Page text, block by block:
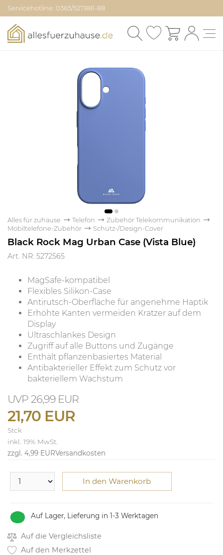
Servicehotline: 0365/527881-88
Alles für zuhause Telefon
Zubehör Telekommunikation
Mobiltelefone-Zubehör
Schutz-/Design-Cover
Black Rock Mag Urban Case (Vista Blue)
Art. NR: 5272565
MagSafe-kompatibel
Flexibles Silikon-Case
Antirutsch-Oberfläche für angenehme Haptik
Erhöhte Kanten vermeiden Kratzer auf dem
Display
Ultraschlankes Design
Zugriff auf alle Buttons und Zugänge
Enthält pflanzenbasiertes Material
Antibakterieller Effekt zum Schutz vor
bakteriellem Wachstum
26,99 EUR
21,70 EUR
Stck
inkl. 19% MwSt.
zzgl. 4,99 EURVersandkosten
Auf Lager, Lieferung in 1-3 Werktagen
In den Warenkorb
Auf die Vergleichsliste
Auf den Merkzettel